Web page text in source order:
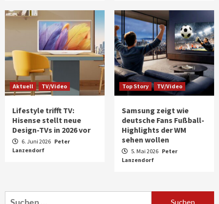
Aktuell TV/Video
Lifestyle trifft TV:
Hisense stellt neue
Design-TVs in 2026 vor
6. Juni 2026 Peter
Lanzendorf
Top Story TV/Video
Samsung zeigt wie
deutsche Fans Fußball-
Highlights der WM
sehen wollen
5. Mai 2026 Peter
Lanzendorf
Suchen